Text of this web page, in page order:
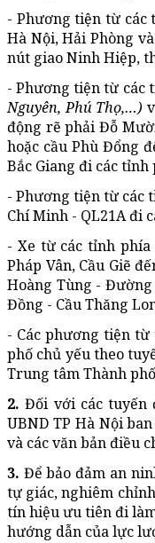
- Phương tiện từ
Hà Nội, Hải Phòng
nút giao Ninh Hiệp,
- Phương tiện từ các
Nguyên, Phú Thọ,…)
động rẽ phải Đỗ
hoặc cầu Phù Đổng
Bắc Giang đi các
- Phương tiện từ các
Chí Minh - QL21A đi
- Xe từ các tỉnh phía
Pháp Vân, Cầu Giẽ
Hoàng Tùng - Đường
Đồng - Cầu Thăng
- Các phương tiện từ
phố chủ yếu theo
Trung tâm Thành
2.Đối với các tuyến
UBND TP Hà Nội
và các văn bản điều
3. Để bảo đảm an
tự giác, nghiêm
tín hiệu ưu tiên đi
hướng dẫn của lực